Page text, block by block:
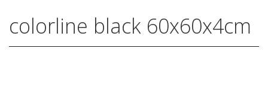
colorline black 60x60x4cm